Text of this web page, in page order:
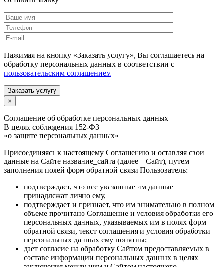
Нажимая на кнопку «Заказать услугу», Вы соглашаетесь на
обработку персональных данных в соответствии с
пользовательским соглашением
Заказать услугу
×
Соглашение об обработке персональных данных
В целях соблюдения 152-ФЗ
«о защите персональных данных»
Присоединяясь к настоящему Соглашению и оставляя свои
данные на Сайте название_сайта (далее – Сайт), путем
заполнения полей форм обратной связи Пользователь:
подтверждает, что все указанные им данные
принадлежат лично ему,
подтверждает и признает, что им внимательно в полном
объеме прочитано Соглашение и условия обработки его
персональных данных, указываемых им в полях форм
обратной связи, текст соглашения и условия обработки
персональных данных ему понятны;
дает согласие на обработку Сайтом предоставляемых в
составе информации персональных данных в целях